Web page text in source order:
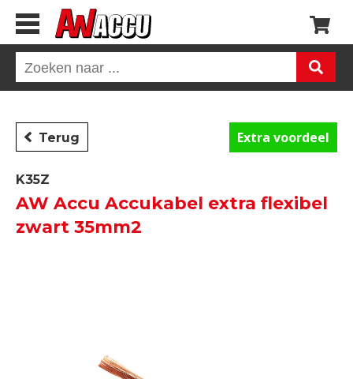
Terug Extra voordeel
K35Z
AW Accu Accukabel extra flexibel
zwart 35mm2